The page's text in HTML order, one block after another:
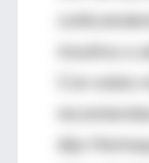
dijo